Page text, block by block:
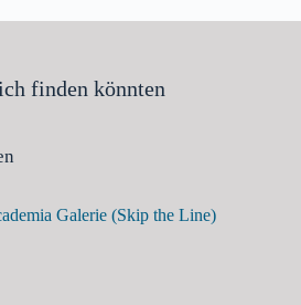
finden könnten
Galerie (Skip the Line)